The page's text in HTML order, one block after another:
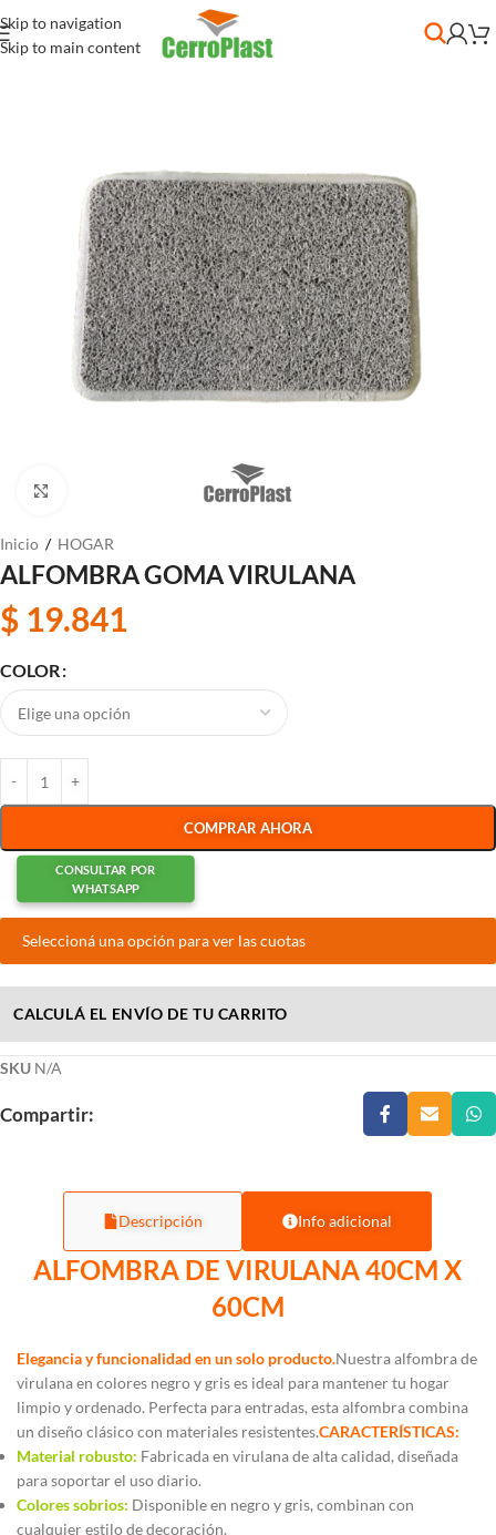
Skip to navigation
Skip to main content
Inicio / HOGAR
ALFOMBRA GOMA VIRULANA
$ 19.841
COLOR
COMPRAR AHORA
CONSULTAR POR
WHATSAPP
Seleccioná una opción para ver las cuotas
CALCULÁ EL ENVÍO DE TU CARRITO
SKU N/A
Compartir:
Descripción Info adicional
ALFOMBRA DE VIRULANA 40CM X
60CM
Elegancia y funcionalidad en un solo producto.Nuestra alfombra de
virulana en colores negro y gris es ideal para mantener tu hogar
limpio y ordenado. Perfecta para entradas, esta alfombra combina
un diseño clásico con materiales resistentes.CARACTERÍSTICAS:
Material robusto: Fabricada en virulana de alta calidad, diseñada
para soportar el uso diario.
Colores sobrios: Disponible en negro y gris, combinan con
cualquier estilo de decoración.